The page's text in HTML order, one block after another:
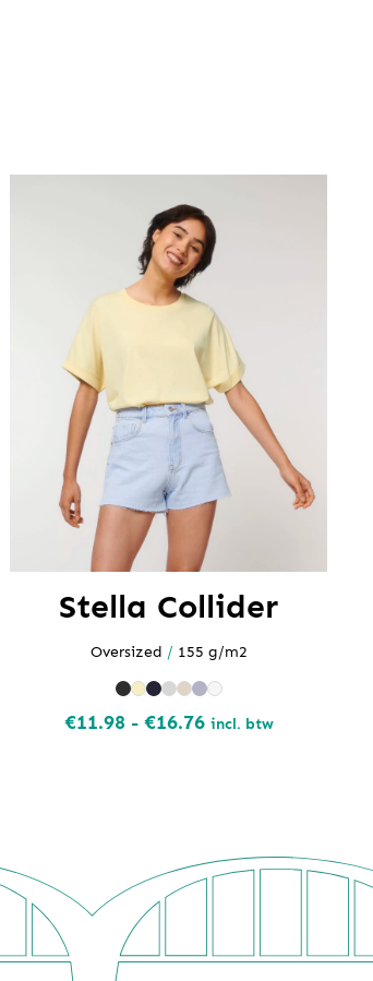
Stella Collider
Oversized / 155 g/m2
€11.98 - €16.76Prijsklasse:
incl. btw